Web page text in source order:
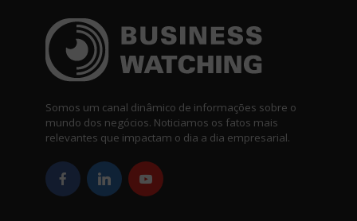
Somos um canal dinâmico de informações sobre o
mundo dos negócios. Noticiamos os fatos mais
relevantes que impactam o dia a dia empresarial.